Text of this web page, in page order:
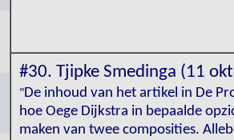
#30. Tjipke Smedinga (11
"De inhoud van het artikel in De
hoe Oege Dijkstra in bepaalde
maken van twee composities.